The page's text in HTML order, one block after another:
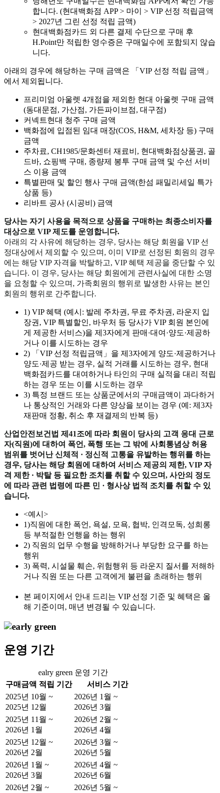
합니다. (현대백화점 APP > 마이 > VIP 선정 적립금액
> 2027년 그린 선정 적립 금액)
현대백화점카드 외 다른 결제 수단으로 구매 후
H.Point만 적립한 영수증은 구매일수에 포함되지 않습
니다.
아래의 경우에 해당하는 구매 금액은 「VIP 선정 적립 금액」
에서 제외됩니다.
프리미엄 아울렛 4개점을 제외한 현대 아울렛 구매 금액
(동대문점, 가산점, 가든파이브점, 대구점)
커넥트현대 청주 구매 금액
백화점에 입점된 임대 매장(COS, H&M, 세차장 등) 구매
금액
주차료, CH1985/문화센터 재료비, 현대백화점상품권, 골
드바, 쇼핑백 구매, 종량제 봉투 구매 금액 및 수선 서비
스 이용 금액
특별판매 및 할인 행사 구매 금액(한섬 패밀리세일 특가
상품 등)
리바트 공사 (시공비) 금액
당사는 자기 사용을 목적으로 상품을 구매하는 최종소비자를
대상으로 VIP 제도를 운영합니다.
아래의 각 사유에 해당하는 경우, 당사는 해당 회원을 VIP 선
정대상에서 제외할 수 있으며, 이미 VIP로 선정된 회원의 경우
에는 해당 VIP 자격을 박탈하고, VIP 혜택 제공을 중단할 수 있
습니다. 이 경우, 당사는 해당 회원에게 관련사실에 대한 소명
을 요청할 수 있으며, 가족회원의 행위로 발생한 사유는 본인
회원의 행위로 간주합니다.
1) VIP 혜택 (예시: 발레 주차권, 무료 주차권, 라운지 입
장권, VIP 특별할인, 바우처 등 당사가 VIP 회원 본인에
게 제공한 서비스)을 제3자에게 판매·대여·양도·제공하
거나 이를 시도하는 경우
2) 「VIP 선정 적립금액」을 제3자에게 양도·제공하거나
양도·제공 받는 경우, 실적 거래를 시도하는 경우, 현대
백화점카드를 대여하거나 타인의 구매 실적을 대리 적립
하는 경우 또는 이를 시도하는 경우
3) 특정 브랜드 또는 상품군에서의 구매금액이 과다하거
나 통상적인 거래와 다른 양상을 보이는 경우 (예: 제3자
재판매 정황, 취소 후 재결제의 반복 등)
산업안전보건법 제41조에 따라 회원이 당사의 고객 응대 근로
자(직원)에 대하여 폭언, 폭행 또는 그 밖에 사회통념상 허용
범위를 벗어난 신체적 · 정신적 고통을 유발하는 행위를 하는
경우, 당사는 해당 회원에 대하여 서비스 제공의 제한, VIP 자
격 제한 · 박탈 등 필요한 조치를 취할 수 있으며, 사안의 정도
에 따라 관련 법령에 따른 민 · 형사상 법적 조치를 취할 수 있
습니다.
<예시>
1)직원에 대한 폭언, 욕설, 모욕, 협박, 인격모독, 성희롱
등 부적절한 언행을 하는 행위
2) 직원의 업무 수행을 방해하거나 부당한 요구를 하는
행위
3) 폭력, 시설물 훼손, 위험행위 등 라운지 질서를 저해하
거나 직원 또는 다른 고객에게 불편을 초래하는 행위
본 페이지에서 안내 드리는 VIP 선정 기준 및 혜택은 올
해 기준이며, 매년 변경될 수 있습니다.
운영 기간
ealry green 운영 기간
구매금액 적립 기간
서비스 기간
2025년 10월 ~
2025년 12월
2026년 1월 ~
2026년 3월
2025년 11월 ~
2026년 1월
2026년 2월 ~
2026년 4월
2025년 12월 ~
2026년 2월
2026년 3월 ~
2026년 5월
2026년 1월 ~
2026년 3월
2026년 4월 ~
2026년 6월
2026년 2월 ~
2026년 5월 ~